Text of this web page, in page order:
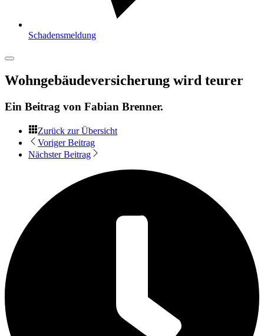
Schadensmeldung
Wohngebäudeversicherung wird teurer
Ein Beitrag von Fabian Brenner.
Zurück zur Übersicht
Voriger Beitrag
Nächster Beitrag